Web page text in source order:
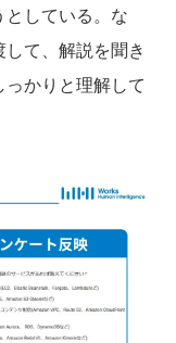
している。な
て、解説を聞き
かりと理解して